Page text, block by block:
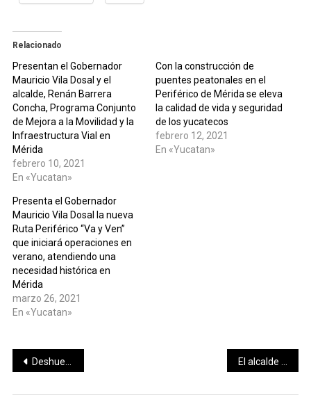
Relacionado
Presentan el Gobernador
Mauricio Vila Dosal y el
alcalde, Renán Barrera
Concha, Programa Conjunto
de Mejora a la Movilidad y la
Infraestructura Vial en
Mérida
febrero 10, 2021
En «Yucatan»
Con la construcción de
puentes peatonales en el
Periférico de Mérida se eleva
la calidad de vida y seguridad
de los yucatecos
febrero 12, 2021
En «Yucatan»
Presenta el Gobernador
Mauricio Vila Dosal la nueva
Ruta Periférico “Va y Ven”
que iniciará operaciones en
verano, atendiendo una
necesidad histórica en
Mérida
marzo 26, 2021
En «Yucatan»
Navegación
de
Deshuesadoras, fileteros y pescadores reciben del alcalde Julián Zacarías Curi apoyo alimentario